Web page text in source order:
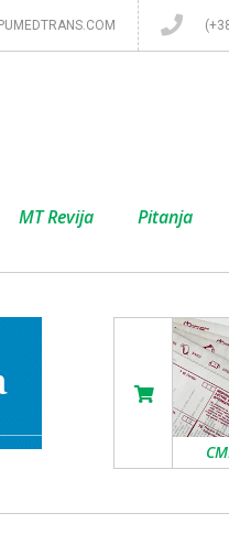
MT Revija Pitanja